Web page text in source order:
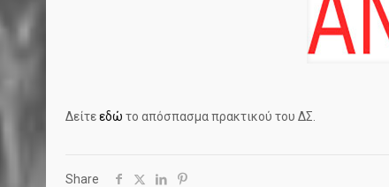
Δείτεεδώ το απόσπασμα πρακτικού του ΔΣ.
Share